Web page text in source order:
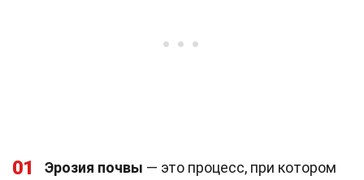
01 Эрозия почвы — это процесс, при котором